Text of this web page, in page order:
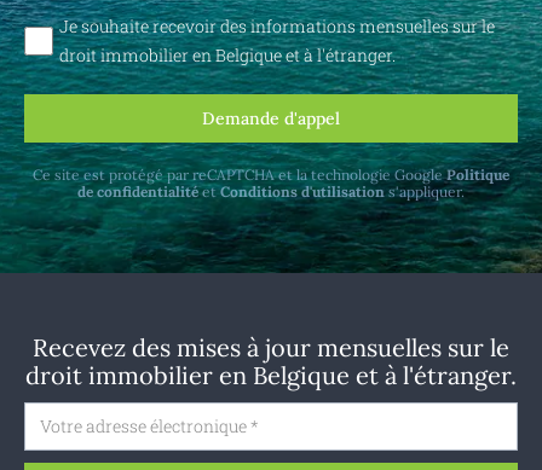
Je souhaite recevoir des informations mensuelles sur le
droit immobilier en Belgique et à l'étranger.
Demande d'appel
Ce site est protégé par reCAPTCHA et la technologie GooglePolitique
de confidentialitéetConditions d'utilisation s'appliquer.
Recevez des mises à jour mensuelles sur le
droit immobilier en Belgique et à l'étranger.